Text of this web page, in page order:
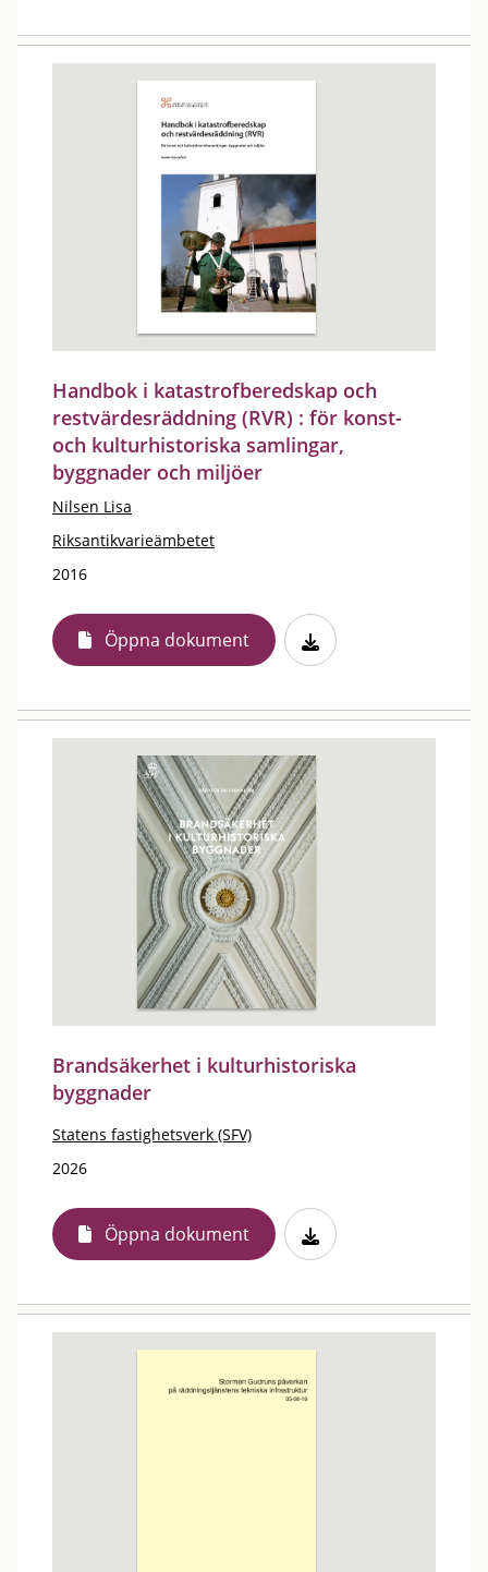
Handbok i katastrofberedskap och
restvärdesräddning (RVR) : för konst-
och kulturhistoriska samlingar,
byggnader och miljöer
Nilsen Lisa
Riksantikvarieämbetet
2016
Öppna dokument
Brandsäkerhet i kulturhistoriska
byggnader
Statens fastighetsverk (SFV)
2026
Öppna dokument